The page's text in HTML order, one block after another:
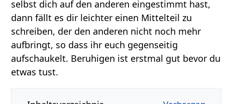
selbst dich auf den anderen eingestimmt hast,
dann fällt es dir leichter einen Mittelteil zu
schreiben, der den anderen nicht noch mehr
aufbringt, so dass ihr euch gegenseitig
aufschaukelt. Beruhigen ist erstmal gut bevor du
etwas tust.